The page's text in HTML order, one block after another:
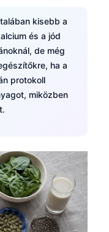
kisebb a
és a jód
de még
ha a
protokoll
miközben